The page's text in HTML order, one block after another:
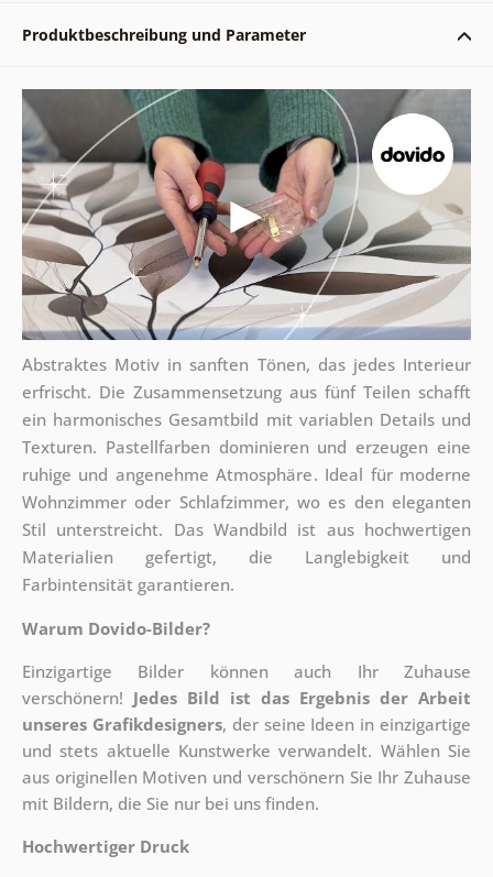
Produktbeschreibung und Parameter
Abstraktes Motiv in sanften Tönen, das jedes Interieur
erfrischt. Die Zusammensetzung aus fünf Teilen schafft
ein harmonisches Gesamtbild mit variablen Details und
Texturen. Pastellfarben dominieren und erzeugen eine
ruhige und angenehme Atmosphäre. Ideal für moderne
Wohnzimmer oder Schlafzimmer, wo es den eleganten
Stil unterstreicht. Das Wandbild ist aus hochwertigen
Materialien gefertigt, die Langlebigkeit und
Farbintensität garantieren.
Warum Dovido-Bilder?
Einzigartige Bilder können auch Ihr Zuhause
verschönern! Jedes Bild ist das Ergebnis der Arbeit
unseres Grafikdesigners, der seine Ideen in einzigartige
und stets aktuelle Kunstwerke verwandelt. Wählen Sie
aus originellen Motiven und verschönern Sie Ihr Zuhause
mit Bildern, die Sie nur bei uns finden.
Hochwertiger Druck